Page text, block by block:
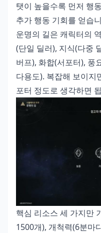
탯이 높을수록 먼저 행
추가 행동 기회를 얻습
운명의 길은 캐릭터의
(단일 딜러), 지식(다중
버프), 화합(서포터), 풍
다용도). 복잡해 보이
포터 정도로 생각하면
핵심 리소스 세 가지만
1500개), 개척력(6분마